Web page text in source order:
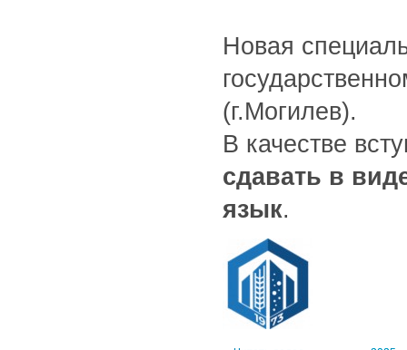
Новая
(г.Могилев).
В качестве
сдавать в
язык.